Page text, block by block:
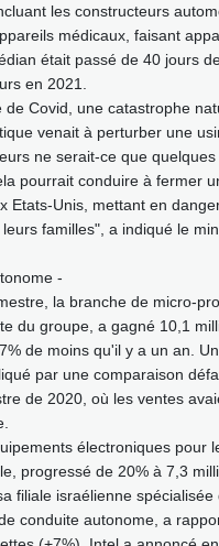
les constructeurs
médicaux, faisant
était passé de 40 jours
en 2021.
de Covid, une catastrophe
venait à perturber une
ne serait-ce que
pourrait conduire à fermer
Etats-Unis, mettant en
familles", a indiqué le
-
la branche de micro-
du groupe, a gagné 10,1
de moins qu'il y a un an.
par une comparaison
de 2020, où les ventes
électroniques pour
progressé de 20% à 7,3
filiale israélienne spécialisée
conduite autonome, a